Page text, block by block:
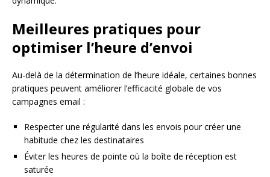
Meilleures pratiques pour
optimiser l’heure d’envoi
Au-delà de la détermination de l’heure idéale, certaines bonnes
pratiques peuvent améliorer l’efficacité globale de vos
campagnes email :
Respecter une régularité dans les envois pour créer une
habitude chez les destinataires
Éviter les heures de pointe où la boîte de réception est
saturée